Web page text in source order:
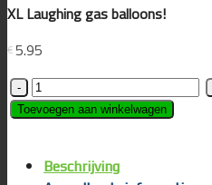
XL Laughing gas balloons!
€5.95
XL
Laughing
aantal
Toevoegen aan winkelwagen
Beschrijving